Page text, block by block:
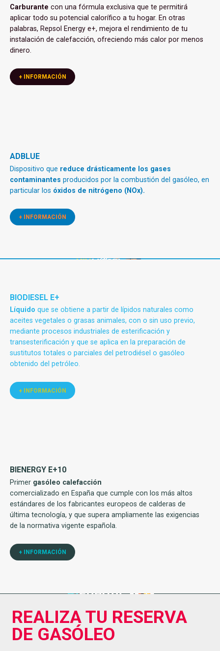
Carburante con una fórmula exclusiva que te permitirá
aplicar todo su potencial calorífico a tu hogar. En otras
palabras, Repsol Energy e+, mejora el rendimiento de tu
instalación de calefacción, ofreciendo más calor por menos
dinero.
+ INFORMACIÓN
ADBLUE
Dispositivo que reduce drásticamente los gases
contaminantes producidos por la combustión del gasóleo, en
particular los óxidos de nitrógeno (NOx).
+ INFORMACIÓN
BIODIESEL E+
Líquido que se obtiene a partir de lípidos naturales como
aceites vegetales o grasas animales, con o sin uso previo,
mediante procesos industriales de esterificación y
transesterificación y que se aplica en la preparación de
sustitutos totales o parciales del petrodiésel o gasóleo
obtenido del petróleo.
+ INFORMACIÓN
BIENERGY E+10
Primer gasóleo calefacción
comercializado en España que cumple con los más altos
estándares de los fabricantes europeos de calderas de
última tecnología, y que supera ampliamente las exigencias
de la normativa vigente española.
+ INFORMACIÓN
REALIZA TU RESERVA
DE GASÓLEO